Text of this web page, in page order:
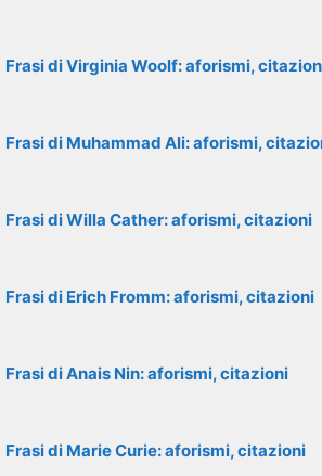
Frasi di Virginia Woolf: aforismi,
Frasi di Muhammad Ali: aforismi,
Frasi di Willa Cather: aforismi, citazioni
Frasi di Erich Fromm: aforismi, citazioni
Frasi di Anais Nin: aforismi, citazioni
Frasi di Marie Curie: aforismi, citazioni